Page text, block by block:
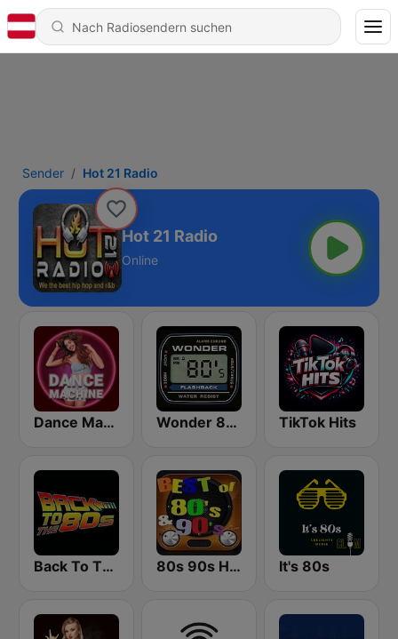
Sender Hot 21 Radio
Hot 21 Radio
Online
Dance Machine Wonder 80's TikTok Hits
Back To The 80's Radio 80s 90s Hits Radio It's 80s